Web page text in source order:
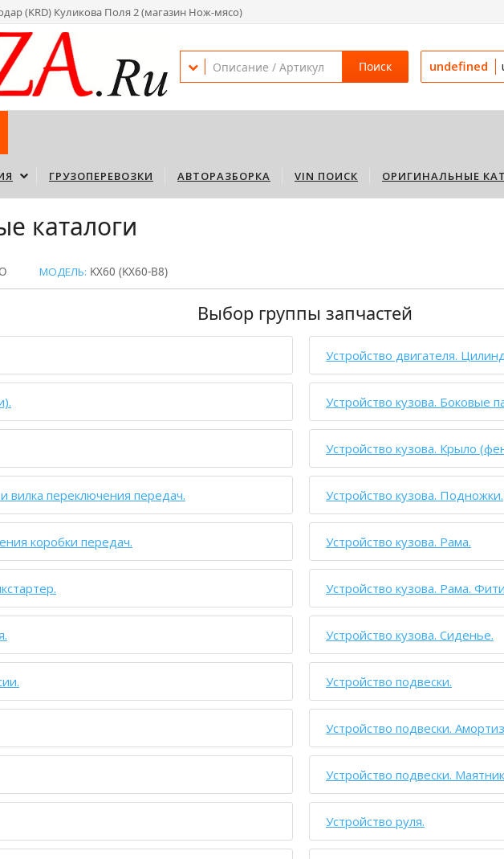
(KRD) Куликова Поля 2 (магазин Нож-мясо)
Поиск undefined
ГРУЗОПЕРЕВОЗКИ АВТОРАЗБОРКА VIN ПОИСК ОРИГИНАЛЬНЫЕ
каталоги
МОДЕЛЬ: KX60 (KX60-B8)
Выбор группы запчастей
вилка переключения передач.
коробки передач.
Устройство двигателя.
Устройство кузова. Боковые
Устройство кузова. Крыло
Устройство кузова. Подножки.
Устройство кузова. Рама.
Устройство кузова. Рама.
Устройство кузова. Сиденье.
Устройство подвески.
Устройство подвески.
Устройство подвески.
Устройство руля.